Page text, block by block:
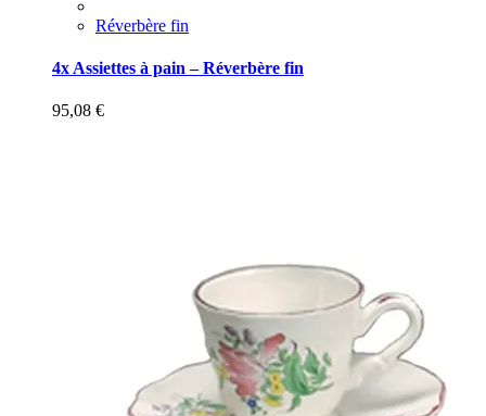
Réverbère fin
4x Assiettes à pain – Réverbère fin
95,08 €